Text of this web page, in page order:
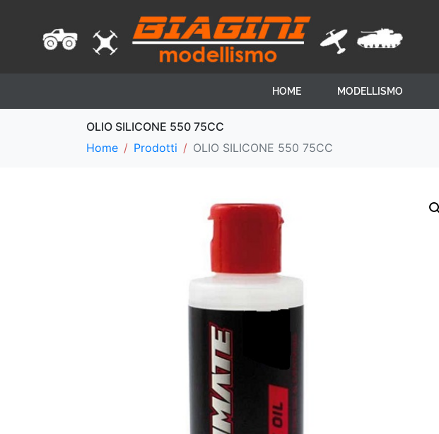
HOME MODELLISMO
OLIO SILICONE 550 75CC
Home
Prodotti OLIO SILICONE 550 75CC